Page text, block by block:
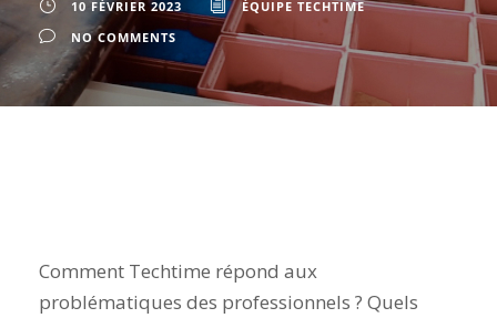
10 FÉVRIER 2023
ÉQUIPE TECHTIME
NO COMMENTS
Comment Techtime répond aux
problématiques des professionnels ? Quels